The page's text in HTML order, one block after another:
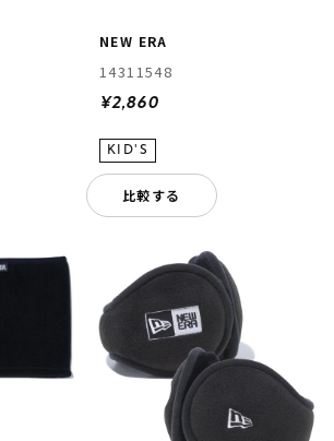
NEW ERA
14311548
¥2,860
比較する